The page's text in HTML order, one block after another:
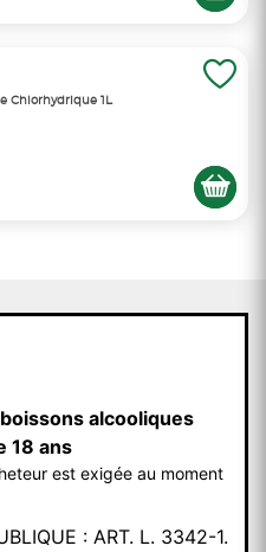
Chlorhydrique 1L
alcooliques
18 ans
est exigée au moment
: ART. L. 3342-1.